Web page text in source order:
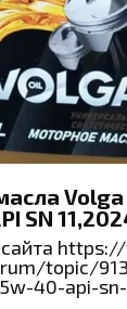
SN
topic/
40-api-